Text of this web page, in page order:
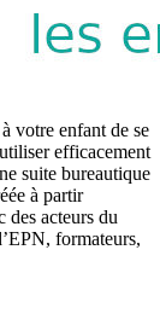
votre enfant de se
efficacement
suite bureautique
à partir
des acteurs du
formateurs,